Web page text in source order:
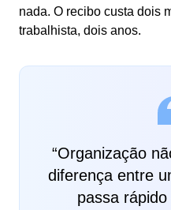
nada. O recibo custa dois
trabalhista, dois anos.
“Organização
diferença entre
passa